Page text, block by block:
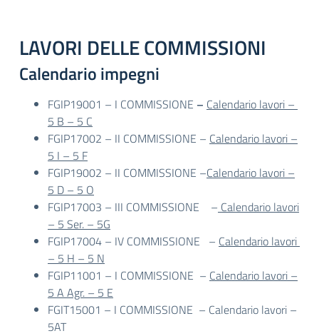
LAVORI DELLE COMMISSIONI
Calendario impegni
FGIP19001 – I COMMISSIONE – Calendario lavori –
5 B – 5 C
FGIP17002 – II COMMISSIONE – Calendario lavori –
5 I – 5 F
FGIP19002 – II COMMISSIONE –Calendario lavori –
5 D – 5 O
FGIP17003 – III COMMISSIONE – Calendario lavori
– 5 Ser. – 5G
FGIP17004 – IV COMMISSIONE – Calendario lavori
– 5 H – 5 N
FGIP11001 – I COMMISSIONE – Calendario lavori –
5 A Agr. – 5 E
FGIT15001 – I COMMISSIONE – Calendario lavori –
5AT